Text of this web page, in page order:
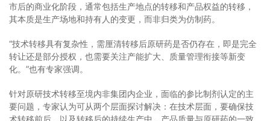
市后的商业化阶段，通常包括生产地点的转移和产品权益的转移，
其本质是生产场地和持有人的变更，而非归类为仿制药。
“技术转移具有复杂性，需厘清转移后原研药是否仍存在，即是完全
转让还是部分授权，也需要关注产能扩大、质量管理衔接等新变
化。”也有专家强调。
针对原研技术转移至境内非集团内企业，面临的参比制剂认定的主
要问题，专家认为可从两个层面探讨解决：在技术层面，要确保技
术转移前后、以及转移后的持续生产中，产品质量与原研药的一致